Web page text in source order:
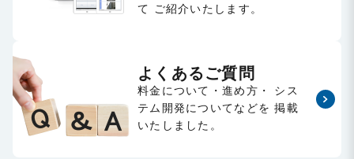
て ご紹介いたします。
よくあるご質問
料金について・進め方・
シス
テム開発についてなどを 掲載
いたしました。